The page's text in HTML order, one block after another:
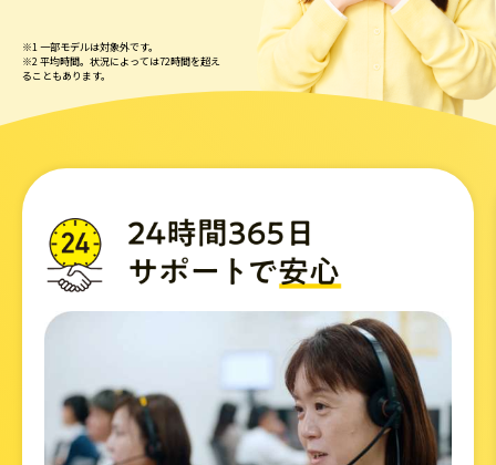
※1 一部モデルは対象外です。
※2 平均時間。状況によっては72時間を超え
ることもあります。